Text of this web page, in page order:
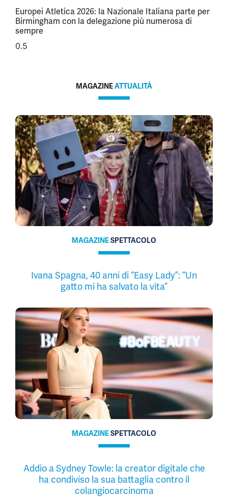
Europei Atletica 2026: la Nazionale Italiana parte per
Birmingham con la delegazione più numerosa di
sempre
MAGAZINEATTUALITÀ
MAGAZINESPETTACOLO
Ivana Spagna, 40 anni di “Easy Lady”: “Un
gatto mi ha salvato la vita”
MAGAZINESPETTACOLO
Addio a Sydney Towle: la creator digitale che
ha condiviso la sua battaglia contro il
colangiocarcinoma